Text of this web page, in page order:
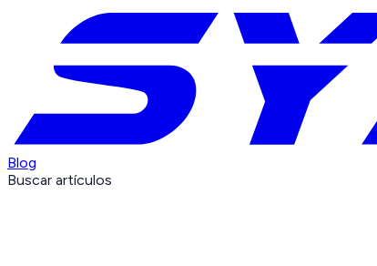
Blog
Buscar artículos